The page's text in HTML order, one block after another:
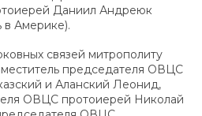
Даниил Андреюк
в Америке).
связей митрополиту
председателя ОВЦС
и Аланский Леонид,
ОВЦС протоиерей Николай